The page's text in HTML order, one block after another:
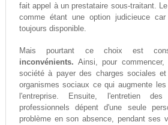
fait appel à un prestataire sous-traitant.
comme étant une option judicieuce
toujours disponible.
Mais pourtant ce choix est
inconvénients. Ainsi, pour
société à payer des charges sociales
organismes sociaux ce qui augmente
l'entreprise. Ensuite, l'entretien
professionnels dépent d'une seule
problème en son absence, pendant ses